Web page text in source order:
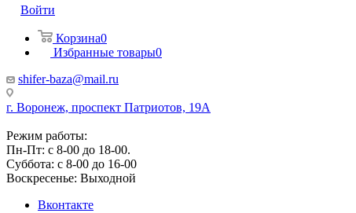
Войти
Корзина0
Избранные товары0
shifer-baza@mail.ru
г. Воронеж, проспект Патриотов, 19А
Режим работы:
Пн-Пт: с 8-00 до 18-00.
Суббота: с 8-00 до 16-00
Воскресенье: Выходной
Вконтакте